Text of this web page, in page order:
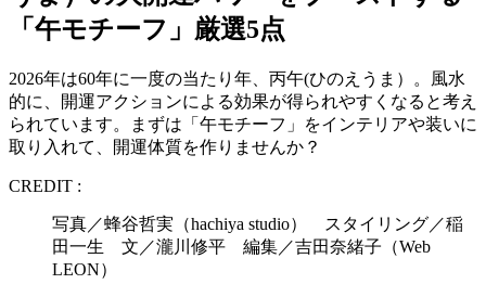
「午モチーフ」厳選5点
2026年は60年に一度の当たり年、丙午(ひのえうま）。風水
的に、開運アクションによる効果が得られやすくなると考え
られています。まずは「午モチーフ」をインテリアや装いに
取り入れて、開運体質を作りませんか？
CREDIT :
写真／蜂谷哲実（hachiya studio） スタイリング／稲
田一生 文／瀧川修平 編集／吉田奈緒子（Web
LEON）